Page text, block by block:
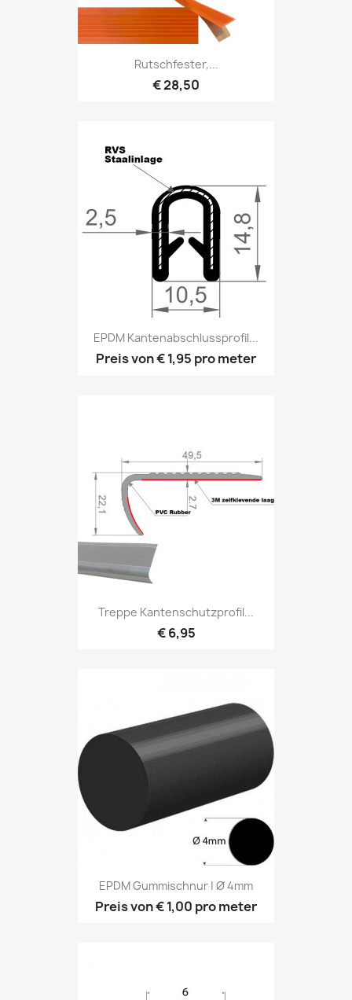
Rutschfester,...
€ 28,50
EPDM Kantenabschlussprofil...
Preis von€ 1,95 pro meter
Treppe Kantenschutzprofil...
€ 6,95
EPDM Gummischnur | Ø 4mm
Preis von€ 1,00 pro meter